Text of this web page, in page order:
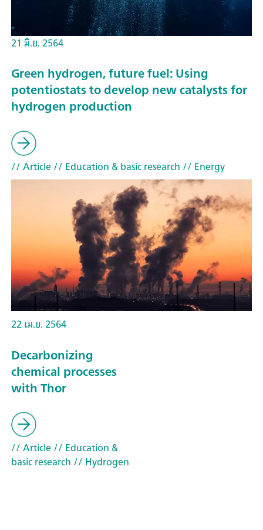
21 มิ.ย. 2564
Green hydrogen, future fuel: Using
potentiostats to develop new catalysts for
hydrogen production
// Article// Education & basic research // Energy
22 เม.ย. 2564
Decarbonizing
chemical processes
with Thor
// Article// Education &
basic research // Hydrogen